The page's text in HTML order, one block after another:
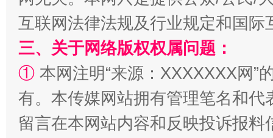
阿坝州三大球赛在茂县开幕 规模
互联网法律法规及行业规定和国
三、关于网络版权权属问题：
① 本网注明“来源：XXXXXXX网”
有。本传媒网站拥有管理笔名和
留言在本网站内容和反映投诉报